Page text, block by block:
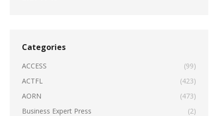
Categories
ACCESS
(99)
ACTFL
(423)
AORN
(473)
Business Expert Press
(2)